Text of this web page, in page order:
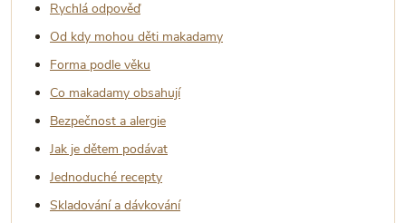
Rychlá odpověď
Od kdy mohou děti makadamy
Forma podle věku
Co makadamy obsahují
Bezpečnost a alergie
Jak je dětem podávat
Jednoduché recepty
Skladování a dávkování